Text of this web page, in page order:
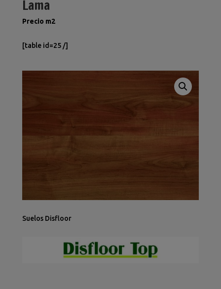
Lama
Precio m2
[table id=25 /]
Suelos Disfloor